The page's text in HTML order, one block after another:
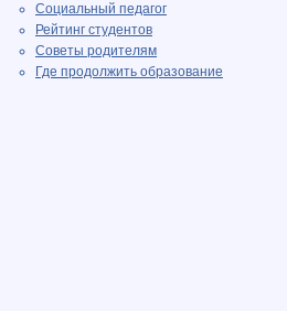
Социальный педагог
Рейтинг студентов
Советы родителям
Где продолжить образование